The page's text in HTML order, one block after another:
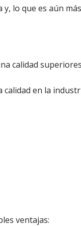
lo que es aún
calidad
en la
ventajas: